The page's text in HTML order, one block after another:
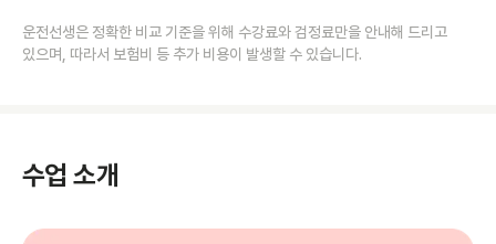
운전선생은 정확한 비교 기준을 위해 수강료와 검정료만을 안내해 드리고
있으며, 따라서 보험비 등 추가 비용이 발생할 수 있습니다.
수업 소개